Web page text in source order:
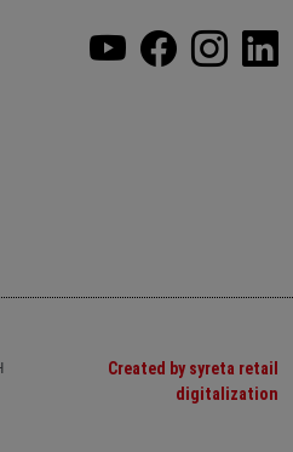
Created by syreta retail
digitalization